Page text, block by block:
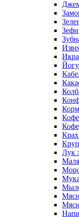
Икра
Лук
Мука